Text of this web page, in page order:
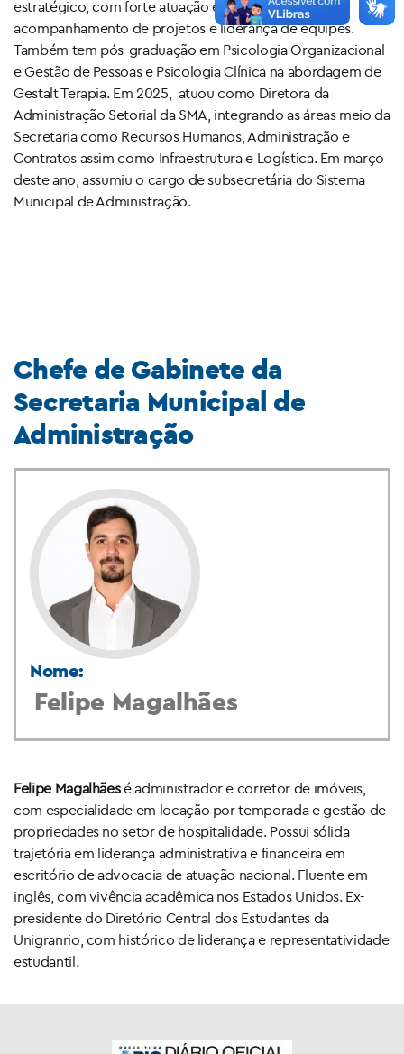
estratégico, com forte atuação em gestão,
acompanhamento de projetos e liderança de equipes.
Também tem pós-graduação em Psicologia Organizacional
e Gestão de Pessoas e Psicologia Clínica na abordagem de
Gestalt Terapia. Em 2025, atuou como Diretora da
Administração Setorial da SMA, integrando as áreas meio da
Secretaria como Recursos Humanos, Administração e
Contratos assim como Infraestrutura e Logística. Em março
deste ano, assumiu o cargo de subsecretária do Sistema
Municipal de Administração.
Chefe de Gabinete da
Secretaria Municipal de
Administração
Nome:
Felipe Magalhães
Felipe Magalhãesé administrador e corretor de imóveis,
com especialidade em locação por temporada e gestão de
propriedades no setor de hospitalidade. Possui sólida
trajetória em liderança administrativa e financeira em
escritório de advocacia de atuação nacional. Fluente em
inglês, com vivência acadêmica nos Estados Unidos. Ex-
presidente do Diretório Central dos Estudantes da
Unigranrio, com histórico de liderança e representatividade
estudantil.